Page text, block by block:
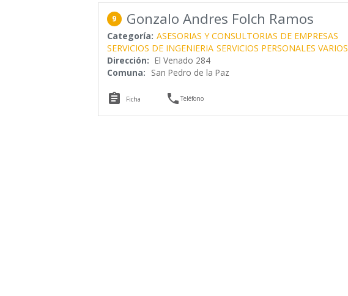
9 Gonzalo Andres Folch Ramos
Categoría: ASESORIAS Y CONSULTORIAS DE EMPRESAS
SERVICIOS DE INGENIERIA SERVICIOS PERSONALES VARIOS
Dirección: El Venado 284
Comuna: San Pedro de la Paz
 Ficha Teléfono